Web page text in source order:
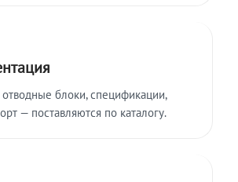
блоки, спецификации,
— поставляются по каталогу.